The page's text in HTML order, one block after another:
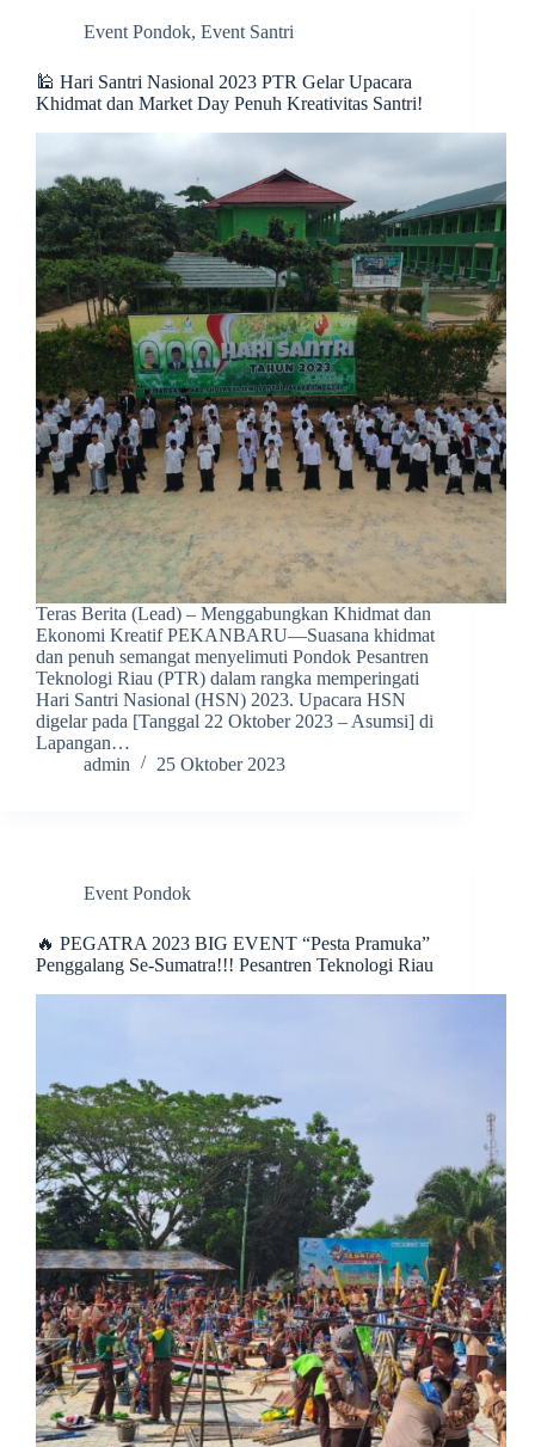
Event Pondok, Event Santri
🕌 Hari Santri Nasional 2023 PTR Gelar Upacara
Khidmat dan Market Day Penuh Kreativitas Santri!
Teras Berita (Lead) – Menggabungkan Khidmat dan
Ekonomi Kreatif PEKANBARU—Suasana khidmat
dan penuh semangat menyelimuti Pondok Pesantren
Teknologi Riau (PTR) dalam rangka memperingati
Hari Santri Nasional (HSN) 2023. Upacara HSN
digelar pada [Tanggal 22 Oktober 2023 – Asumsi] di
Lapangan…
admin
25 Oktober 2023
Event Pondok
🔥 PEGATRA 2023 BIG EVENT “Pesta Pramuka”
Penggalang Se-Sumatra!!! Pesantren Teknologi Riau